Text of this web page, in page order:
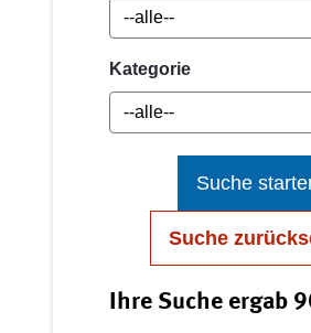
Kategorie
Suche
Suche
Ihre Suche ergab